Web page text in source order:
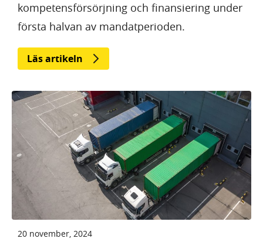
kompetensförsörjning och finansiering under
första halvan av mandatperioden.
Läs artikeln
20 november, 2024